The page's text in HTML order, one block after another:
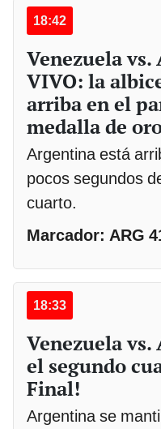
18:42
Venezuela
VIVO: la
arriba en el
medalla de
Argentina está
pocos segundos
cuarto.
Marcador: ARG
18:33
Venezuela
el segundo
Final!
Argentina se